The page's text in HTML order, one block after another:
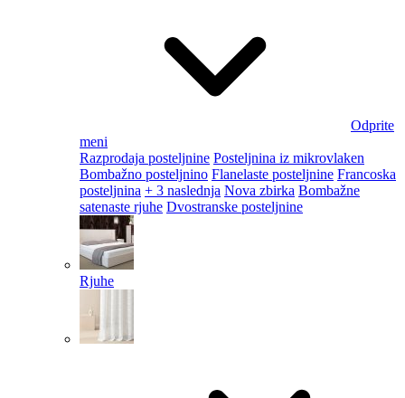
Odprite
meni
Razprodaja posteljnine Posteljnina iz mikrovlaken
Bombažno posteljnino Flanelaste posteljnine Francoska
posteljnina + 3 naslednja Nova zbirka Bombažne
satenaste rjuhe Dvostranske posteljnine
Rjuhe